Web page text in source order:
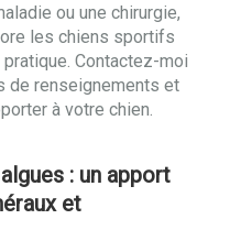
ou une chirurgie,
les chiens sportifs
Contactez-moi
de renseignements et
à votre chien.
: un apport
et